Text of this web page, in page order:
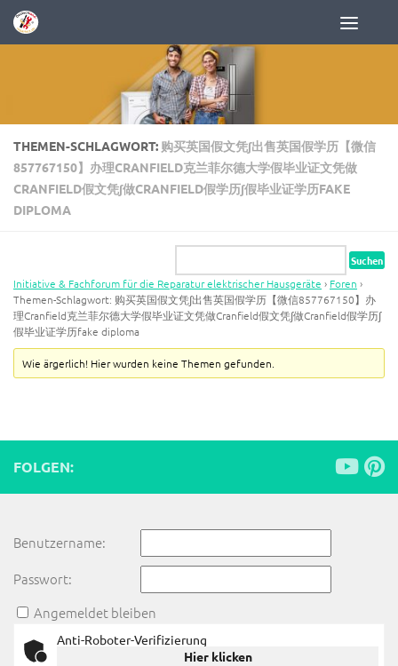
Zum Inhalt springen
THEMEN-SCHLAGWORT: 购买英国假文凭∫出售英国假学历【微信
857767150】办理CRANFIELD克兰菲尔德大学假毕业证文凭做
CRANFIELD假文凭∫做CRANFIELD假学历∫假毕业证学历FAKE
DIPLOMA
Initiative & Fachforum für die Reparatur elektrischer Hausgeräte › Foren ›
Themen-Schlagwort: 购买英国假文凭∫出售英国假学历【微信857767150】办
理Cranfield克兰菲尔德大学假毕业证文凭做Cranfield假文凭∫做Cranfield假学历∫
假毕业证学历fake diploma
Wie ärgerlich! Hier wurden keine Themen gefunden.
FOLGEN:
Benutzername:
Passwort:
Angemeldet bleiben
Anti-Roboter-Verifizierung
Hier klicken